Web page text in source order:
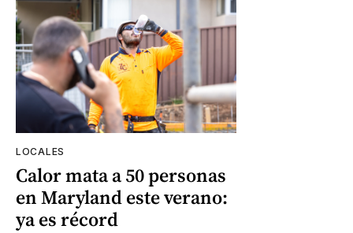
LOCALES
Calor mata a 50 personas
en Maryland este verano:
ya es récord